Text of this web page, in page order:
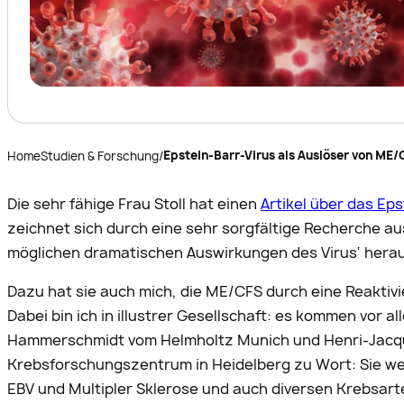
HomeStudien & Forschung/Epstein-Barr-Virus als Auslöser von ME/
Die sehr fähige Frau Stoll hat einen Artikel über das
zeichnet sich durch eine sehr sorgfältige Recherche
möglichen dramatischen Auswirkungen des Virus‘
Dazu hat sie auch mich, die ME/CFS durch eine
Dabei bin ich in illustrer Gesellschaft: es kommen vor
Hammerschmidt vom Helmholtz Munich und Henri-
Krebsforschungszentrum in Heidelberg zu Wort: Sie
EBV und Multipler Sklerose und auch diversen